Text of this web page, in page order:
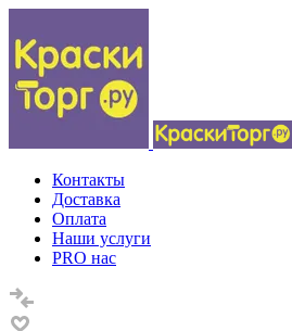
Контакты
Доставка
Оплата
Наши услуги
PRO нас